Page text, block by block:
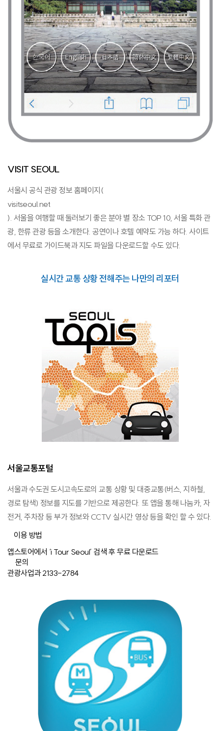
VISIT SEOUL
서울시 공식 관광 정보 홈페이지(
visitseoul.net
). 서울을 여행할 때 둘러보기 좋은 분야 별 장소 TOP 10, 서울 특화 관
광, 한류 관광 등을 소개한다. 공연이나 호텔 예약도 가능 하다. 사이트
에서 무료로 가이드북과 지도 파일을 다운로드할 수도 있다.
실시간 교통 상황 전해주는 나만의 리포터
서울교통포털
서울과 수도권 도시고속도로의 교통 상황 및 대중교통(버스, 지하철,
경로 탐색) 정보를 지도를 기반으로 제공한다. 또 앱을 통해 나눔카, 자
전거, 주차장 등 부가 정보와 CCTV 실시간 영상 등을 확인 할 수 있다.
이용 방법
앱스토어에서 ‘i Tour Seoul’ 검색 후 무료 다운로드
문의
관광사업과 2133-2784